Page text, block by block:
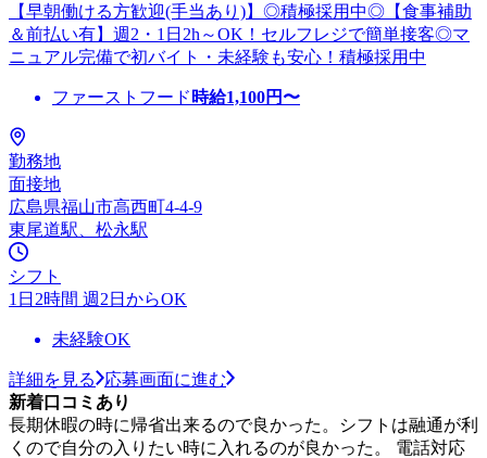
【早朝働ける方歓迎(手当あり)】◎積極採用中◎【食事補助
＆前払い有】週2・1日2h～OK！セルフレジで簡単接客◎マ
ニュアル完備で初バイト・未経験も安心！積極採用中
ファーストフード 時給1,100円〜
勤務地
面接地
広島県福山市高西町4-4-9
東尾道駅、松永駅
シフト
1日2時間 週2日からOK
未経験OK
詳細を見る
応募画面に進む
新着口コミあり
長期休暇の時に帰省出来るので良かった。シフトは融通が利
くので自分の入りたい時に入れるのが良かった。 電話対応